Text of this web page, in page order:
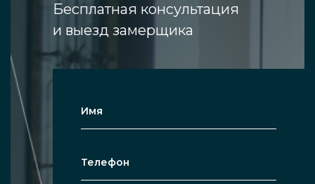
Бесплатная консультация
и выезд замерщика